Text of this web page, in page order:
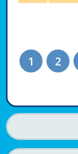
1 2